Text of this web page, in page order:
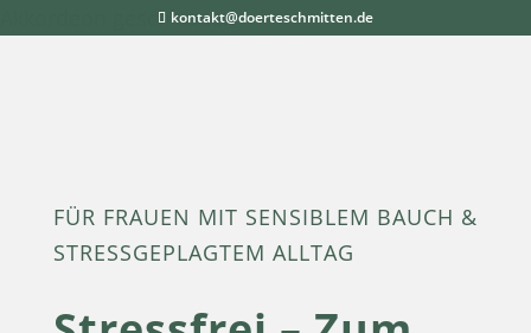
Akkordeon geschlossenkontakt@doerteschmitten.de
FÜR FRAUEN MIT SENSIBLEM BAUCH &
STRESSGEPLAGTEM ALLTAG